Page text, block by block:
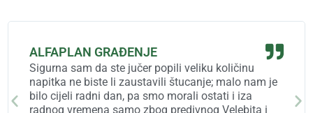
ALFAPLAN GRAĐENJE
Sigurna sam da ste jučer popili veliku količinu
napitka ne biste li zaustavili štucanje; malo nam je
bilo cijeli radni dan, pa smo morali ostati i iza
radnog vremena samo zbog predivnog Velebita i